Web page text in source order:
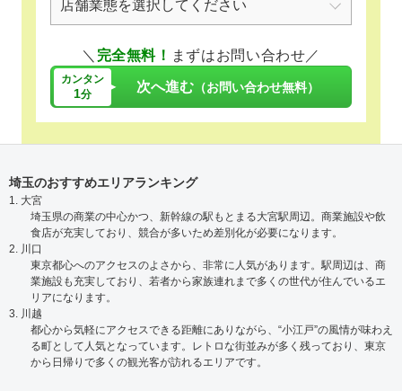
＼ 完全無料！ まずはお問い合わせ／
カンタン
1分 次へ進む （お問い合わせ無料）
埼玉のおすすめエリアランキング
1. 大宮
埼玉県の商業の中心かつ、新幹線の駅もとまる大宮駅周辺。商業施設や飲
食店が充実しており、競合が多いため差別化が必要になります。
2. 川口
東京都心へのアクセスのよさから、非常に人気があります。駅周辺は、商
業施設も充実しており、若者から家族連れまで多くの世代が住んでいるエ
リアになります。
3. 川越
都心から気軽にアクセスできる距離にありながら、“小江戸”の風情が味わえ
る町として人気となっています。レトロな街並みが多く残っており、東京
から日帰りで多くの観光客が訪れるエリアです。